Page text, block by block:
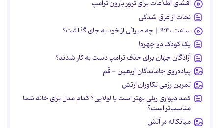
افشای اطلاعات برای ترور بارون ترامپ
نجات از غرق شدگی
ساعت ۹:۴۰ | چه میراثی از خود به جای گذاشت؟
یک کودک دو چهره!
آزادگان جهان برای حذف ترامپ دست به کار شدند؟
پیاده‌روی جاماندگان اربعین - قم
تمرین رزمی تکاوران ارتش
کمد دیواری ریلی بهتر است یا لولایی؟ کدام مدل برای خانه شما
مناسب‌تر است؟
میانکاله در آتش